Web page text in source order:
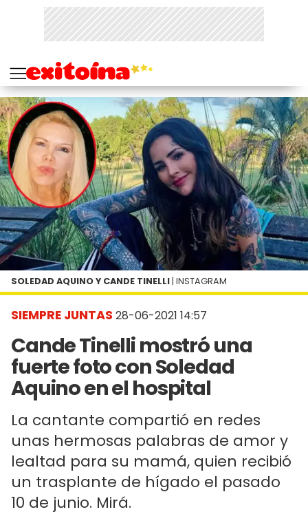
SIEMPRE JUNTAS 28-06-2021 14:57
Cande Tinelli mostró una
fuerte foto con Soledad
Aquino en el hospital
La cantante compartió en redes
unas hermosas palabras de amor y
lealtad para su mamá, quien recibió
un trasplante de hígado el pasado
10 de junio. Mirá.
SOLEDAD AQUINO Y CANDE TINELLI | INSTAGRAM